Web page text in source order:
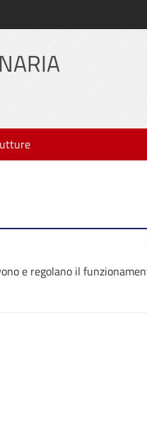
e regolano il